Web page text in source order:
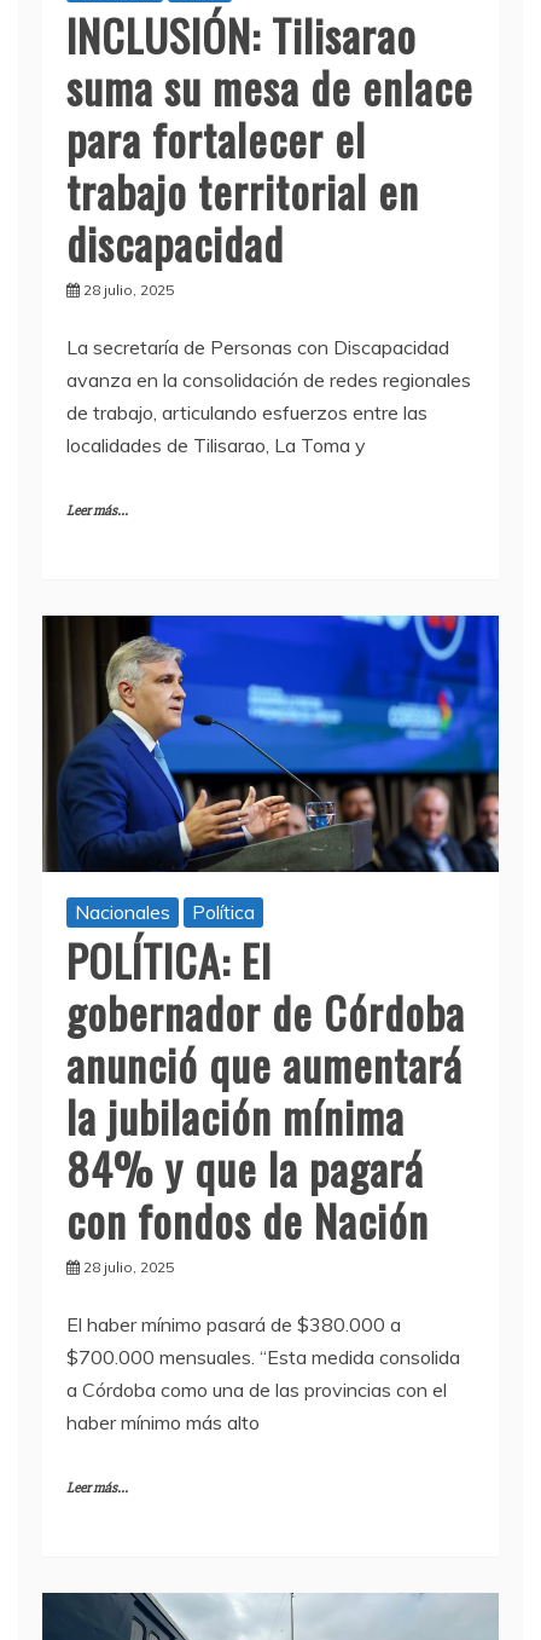
INCLUSIÓN: Tilisarao
suma su mesa de enlace
para fortalecer el
trabajo territorial en
discapacidad
28 julio, 2025
La secretaría de Personas con Discapacidad
avanza en la consolidación de redes regionales
de trabajo, articulando esfuerzos entre las
localidades de Tilisarao, La Toma y
Leer más...
Nacionales Política
POLÍTICA: El
gobernador de Córdoba
anunció que aumentará
la jubilación mínima
84% y que la pagará
con fondos de Nación
28 julio, 2025
El haber mínimo pasará de $380.000 a
$700.000 mensuales. “Esta medida consolida
a Córdoba como una de las provincias con el
haber mínimo más alto
Leer más...